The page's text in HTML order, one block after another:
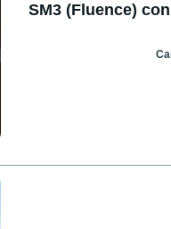
SM3 (Fluence)